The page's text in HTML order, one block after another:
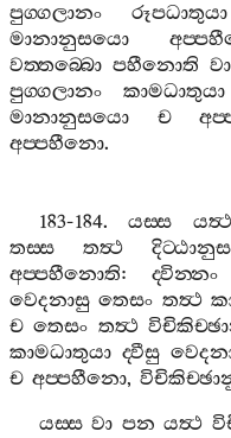
පුග‍්ගලානං
රූපධාතුයා
මානානුසයො
වත‍්තබ‍්බො පහීනොති වා
පුග‍්ගලානං
කාමධාතුයා
මානානුසයො
ච
අප‍්පහීනො.
183-184.යස‍්ස යත්‍ථ
තස‍්ස
තත්‍ථ
අප‍්පහීනොති: ද‍්වින‍්නං
වෙදනාසු තෙසං තත්‍ථ
ච තෙසං තත්‍ථ
කාමධාතුයා ද‍්වීසු
ච අප‍්පහීනො,
යස‍්ස වා පන යත්‍ථ